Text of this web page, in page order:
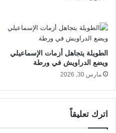
الطويلة يتجاهل أزمات الإسماعيلي
ويضع الدراويش في ورطة
مارس 30, 2026
اترك تعليقاً